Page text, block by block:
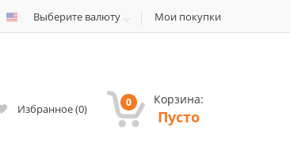
Выберите валюту Мои покупки
Избранное(0) 0 Корзина:
Пусто